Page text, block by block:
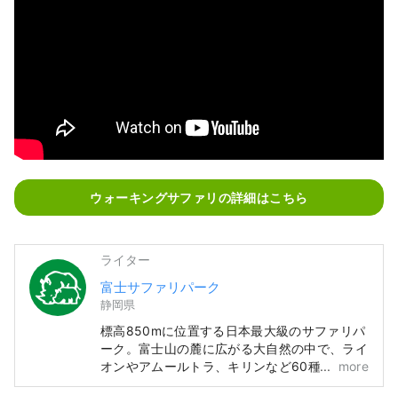
ウォーキングサファリの詳細はこちら
ライター
富士サファリパーク
静岡県
標高850mに位置する日本最大級のサファリパ
ーク。富士山の麓に広がる大自然の中で、ライ
オンやアムールトラ、キリンなど60種・約
800頭の動物たちがのびのび暮らしています。
more